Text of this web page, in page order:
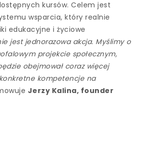
kursów. Celem jest
wsparcia, który realnie
edukacyjne i życiowe
jest jednorazowa akcja. Myślimy o
projekcie społecznym,
obejmował coraz więcej
kompetencje na
Jerzy Kalina, founder